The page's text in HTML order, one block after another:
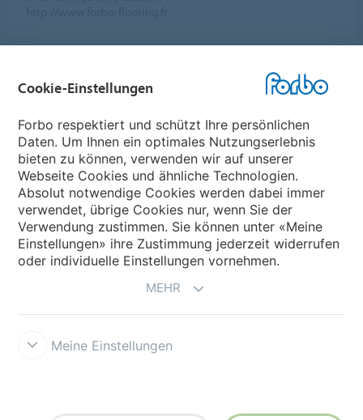
Forbo-Gruppe
Forbo Flooring Systems
Forbo Movement Systems
Cookie-Einstellungen
Forbo respektiert und schützt Ihre persönlichen
Daten. Um Ihnen ein optimales Nutzungserlebnis
bieten zu können, verwenden wir auf unserer
Webseite Cookies und ähnliche Technologien.
Absolut notwendige Cookies werden dabei immer
verwendet, übrige Cookies nur, wenn Sie der
Verwendung zustimmen. Sie können unter «Meine
Einstellungen» ihre Zustimmung jederzeit widerrufen
oder individuelle Einstellungen vornehmen.
MEHR
Meine Einstellungen